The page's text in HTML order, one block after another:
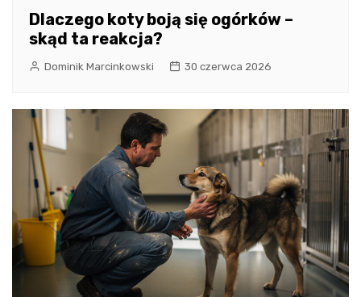
Dlaczego koty boją się ogórków –
skąd ta reakcja?
Dominik Marcinkowski 30 czerwca 2026